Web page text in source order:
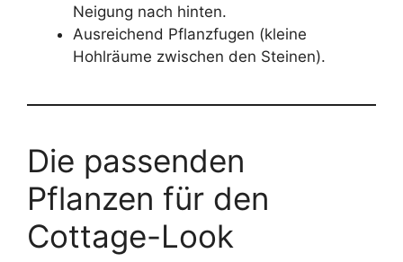
Neigung nach hinten.
Ausreichend Pflanzfugen (kleine
Hohlräume zwischen den Steinen).
Die passenden
Pflanzen für den
Cottage-Look